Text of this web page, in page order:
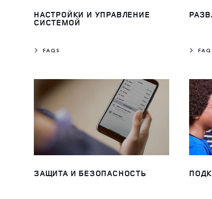
НАСТРОЙКИ И УПРАВЛЕНИЕ
СИСТЕМОЙ
FAQS
ЗАЩИТА И БЕЗОПАСНОСТЬ